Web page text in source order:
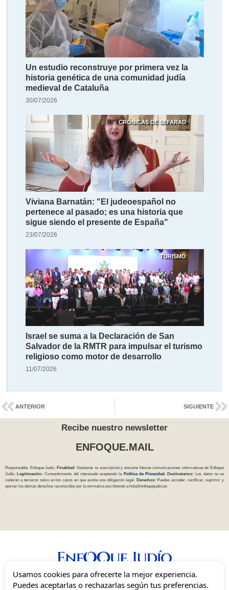
Un estudio reconstruye por primera vez la
historia genética de una comunidad judía
medieval de Cataluña
30/07/2026
CRÓNICAS DE SEFARAD
Viviana Barnatán: "El judeoespañol no
pertenece al pasado; es una historia que
sigue siendo el presente de España"
23/07/2026
TURISMO
Israel se suma a la Declaración de San
Salvador de la RMTR para impulsar el turismo
religioso como motor de desarrollo
11/07/2026
ANTERIOR SIGUIENTE
Recibe nuestro newsletter
ENFOQUE.MAIL
Responsable: Enfoque Judío. Finalidad: Gestionar tu suscripción y enviarte futuras comunicaciones informativas de Enfoque
Judío.
Legitimación: Consentimiento del interesado aceptando la Política de Privacidad Destinatarios:
Los datos no se
cederán a terceros salvo en los casos en que exista una obligación legal.
Derechos: Puedes acceder, rectificar, suprimir y
ejercer los demás derechos reconocidos por la normativa escribiendo a hola@enfoquejudio.es
Una mirada independiente, inclusiva y sionista del judaísmo en España.
Usamos cookies para ofrecerte la mejor experiencia.
Puedes aceptarlas o rechazarlas según tus preferencias.